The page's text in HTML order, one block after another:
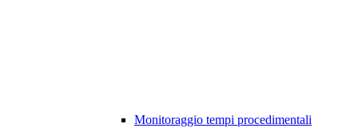
Monitoraggio tempi procedimentali